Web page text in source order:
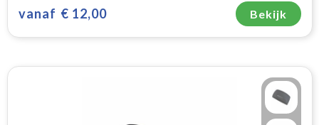
vanaf € 12,00 Bekijk